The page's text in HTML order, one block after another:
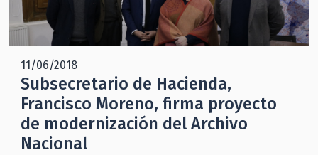
11/06/2018
Subsecretario de Hacienda,
Francisco Moreno, firma proyecto
de modernización del Archivo
Nacional